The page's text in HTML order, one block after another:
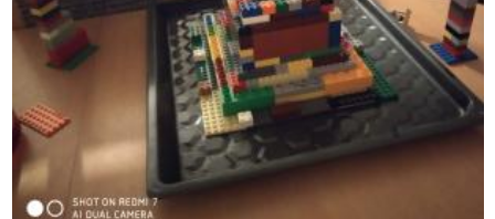
Výbuch sice nebyl nic moc ale aspoň byla zábava
při stavění.